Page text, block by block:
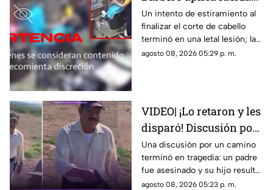
de más y le rompe el
cuello a un cliente en
pleno corte
Un intento de estiramiento al
finalizar el corte de cabello
terminó en una letal lesión; las
estremecedoras imágenes
agosto 08, 2026 05:29 p. m.
VIDEO| ¡Lo retaron y les
disparó! Discusión por
un terreno termina con
un padre muerto y su
hijo herido
Una discusión por un camino
terminó en tragedia: un padre
fue asesinado y su hijo resultó
herido.
agosto 08, 2026 05:23 p. m.